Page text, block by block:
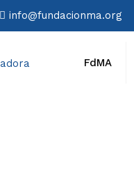
info@fundacionma.org
FdMA